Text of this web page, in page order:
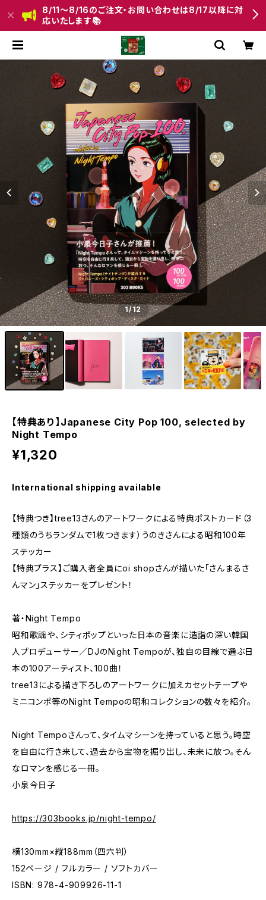
8/11〜8/16のご注文・お問い合わせは8/17以降に対
応いたします📚
1/12
【特典あり】Japanese City Pop 100, selected by
Night Tempo
¥1,320
International shipping available
【特典つき】tree13さんのアートワークによる特典ポストカード（3
種類のうちランダムで1枚つきます）うのきさんによる昭和100年
ステッカー
【特典プラス】ご購入者全員にoi shopさんが描いた「さんまるさ
んマン」ステッカーをプレゼント！
著・Night Tempo
昭和歌謡や、シティポップといった日本の音楽に造詣の深い韓国
人プロデューサー／DJのNight Tempoが、独自の目線で選ぶ日
本の100アーティスト、100曲！
tree13による描き下ろしのアートワークに加えカセットテープや
ミニコンポ等のNight Tempoの昭和コレクションの数々を紹介。
Night Tempoさんって、タイムマシーンを持っていると思う。時空
を自由に行き来して、過去から宝物を掘り出し、未来に放つ。そん
なロマンを感じる一冊。
小泉今日子
https://303books.jp/night-tempo/
横130mm×縦188mm（四六判）
152ページ / フルカラー / ソフトカバー
ISBN: 978-4-909926-11-1